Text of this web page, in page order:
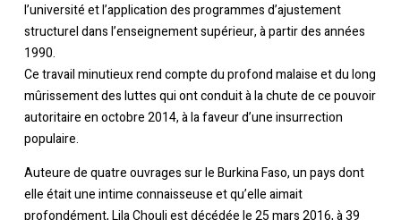
l’université et l’application des programmes d’ajustement
structurel dans l’enseignement supérieur, à partir des années
1990.
Ce travail minutieux rend compte du profond malaise et du long
mûrissement des luttes qui ont conduit à la chute de ce pouvoir
autoritaire en octobre 2014, à la faveur d’une insurrection
populaire.
Auteure de quatre ouvrages sur le Burkina Faso, un pays dont
elle était une intime connaisseuse et qu’elle aimait
profondément, Lila Chouli est décédée le 25 mars 2016, à 39